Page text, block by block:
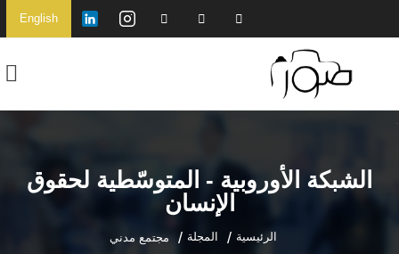
English
الشبكة الأوروبية - المتوسّطية لحقوق
الإنسان
الرئيسية المجلة مجتمع مدني